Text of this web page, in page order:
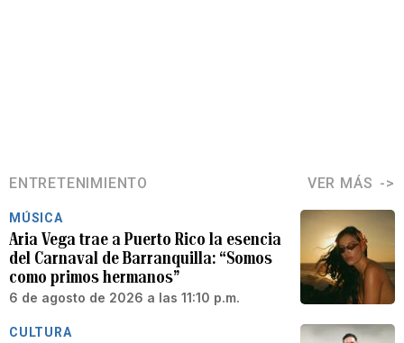
ENTRETENIMIENTO VER MÁS
MÚSICA
Aria Vega trae a Puerto Rico la esencia
del Carnaval de Barranquilla: “Somos
como primos hermanos”
6 de agosto de 2026 a las 11:10 p.m.
CULTURA